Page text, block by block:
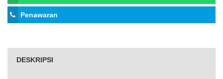
Penawaran
DESKRIPSI